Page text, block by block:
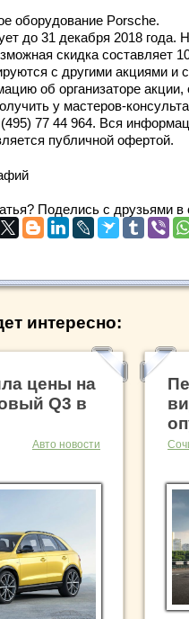
оборудование Porsche.
до 31 декабря 2018 года.
скидка составляет
с другими акциями и
об организаторе акции,
у мастеров-
77 44 964. Вся
публичной офертой.
Поделись с друзьями в
интересно:
цены на
Q3 в
Авто новости